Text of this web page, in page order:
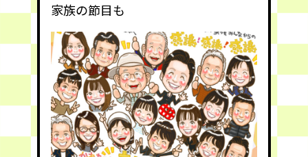
家族の節目も